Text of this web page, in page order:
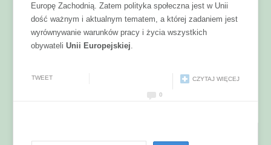
Europę Zachodnią. Zatem polityka społeczna jest w Unii
dość ważnym i aktualnym tematem, a której zadaniem jest
wyrównywanie warunków pracy i życia wszystkich
obywateliUnii Europejskiej
TWEET CZYTAJ WIĘCEJ
0